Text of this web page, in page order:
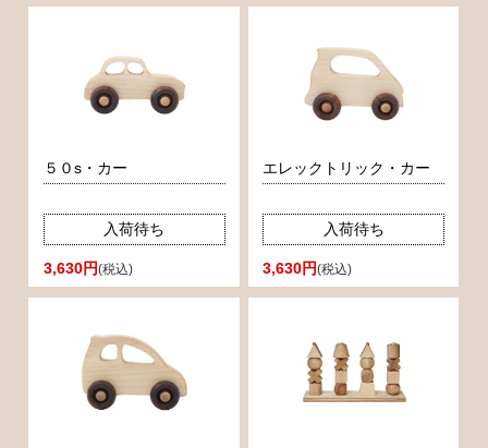
５０s・カー
入荷待ち
3,630円(税込)
エレックトリック・カー
入荷待ち
3,630円(税込)